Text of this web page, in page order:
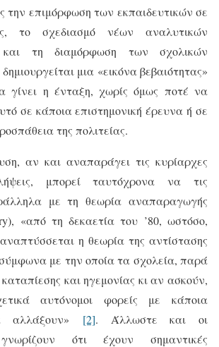
την επιμόρφωση των εκπαιδευτικών σε
το σχεδιασμό νέων αναλυτικών
τη διαμόρφωση των σχολικών
μια «εικόνα βεβαιότητας»
γίνει η ένταξη, χωρίς όμως ποτέ να
σε κάποια επιστημονική έρευνα ή σε
της πολιτείας.
αν και αναπαράγει τις κυρίαρχες
μπορεί ταυτόχρονα να τις
με τη θεωρία αναπαραγωγής
«από τη δεκαετία του ’80, ωστόσο,
η θεωρία της αντίστασης
σύμφωνα με την οποία τα σχολεία, παρά
και ηγεμονίας κι αν ασκούν,
αυτόνομοι φορείς με κάποια
αλλάξουν» [2]. Άλλωστε και οι
γνωρίζουν ότι έχουν σημαντικές